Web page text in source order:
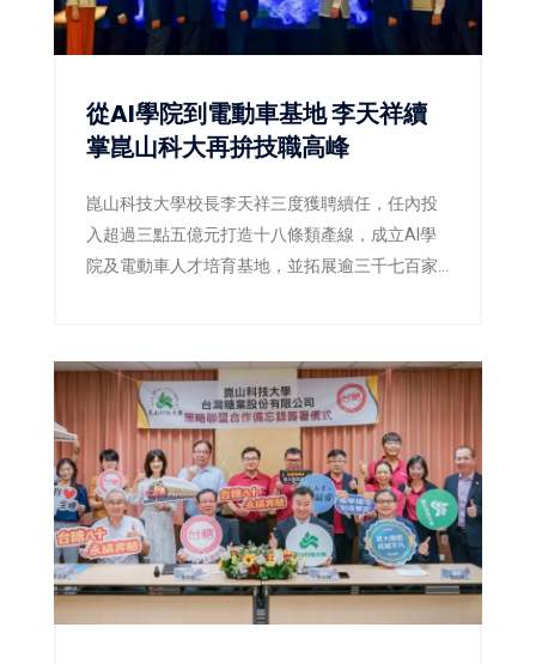
從AI學院到電動車基地 李天祥續
掌崑山科大再拚技職高峰
崑山科技大學校長李天祥三度獲聘續任，任內投
入超過三點五億元打造十八條類產線，成立AI學
院及電動車人才培育基地，並拓展逾三千七百家